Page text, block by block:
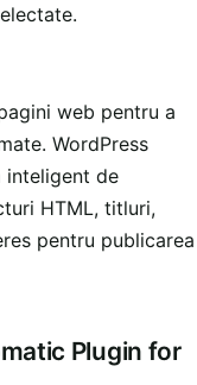
web pentru a
WordPress
inteligent de
HTML, titluri,
pentru publicarea
Plugin for